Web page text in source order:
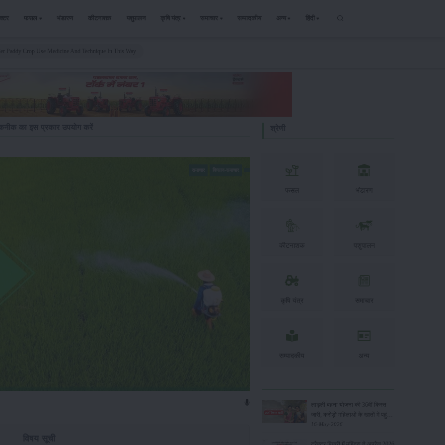
फसल भंडारण कीटनाशक पशुपालन कृषि यंत्र समाचार सम्पादकीय अन्य हिंदी
फसल भंडारण
कीटनाशक पशुपालन
कृषि यंत्र समाचार
सम्पादकीय अन्य
लाड़ली बहना योजना की 36वीं किस्त
जारी, करोड़ों महिलाओं के खातों में पहुंचे
1500 रुपये
16-May-2026